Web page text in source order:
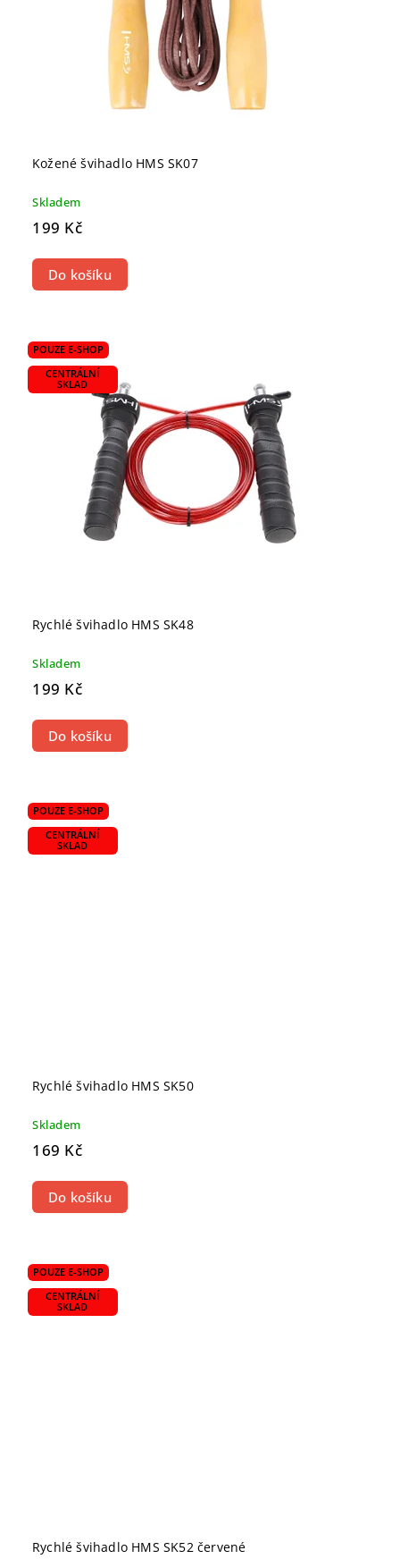
Kožené švihadlo HMS SK07
Skladem
199 Kč
Do košíku
POUZE E-SHOP
CENTRÁLNÍ
SKLAD
Rychlé švihadlo HMS SK48
Skladem
199 Kč
Do košíku
POUZE E-SHOP
CENTRÁLNÍ
SKLAD
Rychlé švihadlo HMS SK50
Skladem
169 Kč
Do košíku
POUZE E-SHOP
CENTRÁLNÍ
SKLAD
Rychlé švihadlo HMS SK52 červené